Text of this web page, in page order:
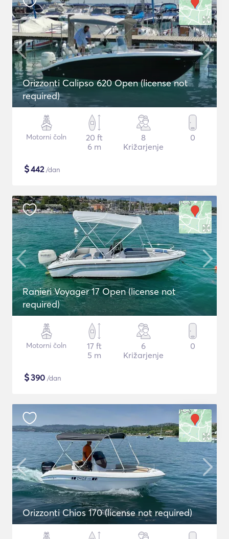
Orizzonti Calipso 620 Open (license not
required)
Motorni čoln
20 ft
6 m
8
Križarjenje
0
$442/dan
Ranieri Voyager 17 Open (license not
required)
Motorni čoln
17 ft
5 m
6
Križarjenje
0
$390 /dan
Orizzonti Chios 170 (license not required)